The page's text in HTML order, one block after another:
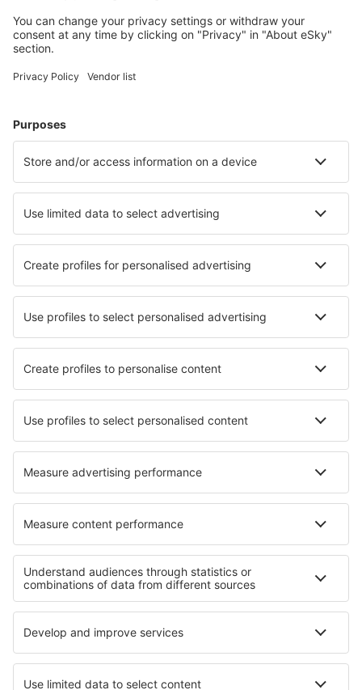
Murcia
Palma de Mallorca Airport (PMI)
Santander Parayas (SDR)
Vigo Peinador (VGO)
Barcelona
Murcia
Sewilla San Pablo (SVQ)
Tenerife Norte (TFN)
Tenerife South (TFS)
Valladolid Airport (VLL)
Vitoria-Gasteiz Airport (VIT)
Zaragoza Airport (ZAZ)